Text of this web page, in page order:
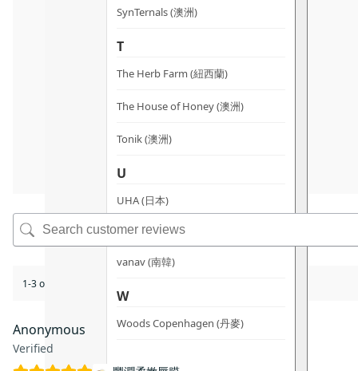
SynTernals (澳洲)
T
The Herb Farm (紐西蘭)
The House of Honey (澳洲)
Tonik (澳洲)
U
UHA (日本)
V
vanav (南韓)
W
Woods Copenhagen (丹麥)
1-3 of 3 reviews
Anonymous
Verified